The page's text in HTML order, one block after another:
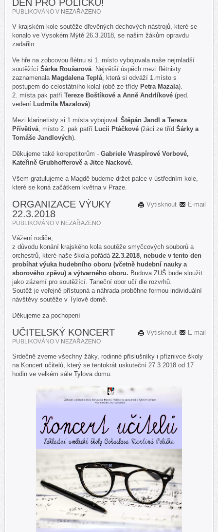
DEN PRO POLIČKU!
PUBLIKOVÁNO V NEZAŘAZENO
V krajském kole soutěže dřevěných dechových nástrojů, které se
konalo ve Vysokém Mýtě 26.3.2018, se našim žákům opravdu
zadařilo:
Ve hře na zobcovou flétnu si 1. místo vybojovala naše nejmladší
soutěžící Šárka Roušarová. Největší úspěch mezi flétnisty
zaznamenala Magdalena Teplá, která si odváží 1.místo s
postupem do celostátního kola! (obě ze třídy Petra Mazala).
2. místa pak patří Tereze Boštíkové a Anně Andrlíkové (ped.
vedení Ludmila Mazalová).
Mezi klarinetisty si 1.místa vybojovali Štěpán Jandl a Tereza
Přívětivá, místo 2. pak patří Lucii Ptáčkové (žáci ze tříd Šárky a
Tomáše Jandlových).
Děkujeme také korepetitorům - Gabriele Vraspírové Vorbové,
Kateřině Grubhofferově a Jitce Nackové.
Všem gratulujeme a Magdě budeme držet palce v ústředním kole,
které se koná začátkem května v Praze.
E-mail
Vytisknout
ORGANIZACE VÝUKY
22.3.2018
PUBLIKOVÁNO V NEZAŘAZENO
Vážení rodiče,
z důvodu konání krajského kola soutěže smyčcových souborů a
orchestrů, které naše škola pořádá 22.3.2018, nebude v tento den
probíhat výuka hudebního oboru (včetně hudební nauky a
sborového zpěvu) a výtvarného oboru. Budova ZUŠ bude sloužit
jako zázemí pro soutěžící. Taneční obor učí dle rozvrhů.
Soutěž je veřejně přístupná a náhrada proběhne formou individuální
návštěvy soutěže v Tylově domě.
Děkujeme za pochopení
E-mail
Vytisknout
UČITELSKÝ KONCERT
PUBLIKOVÁNO V NEZAŘAZENO
Srdečně zveme všechny žáky, rodinné příslušníky i příznivce školy
na Koncert učitelů, který se tentokrát uskuteční 27.3.2018 od 17
hodin ve velkém sále Tylova domu.